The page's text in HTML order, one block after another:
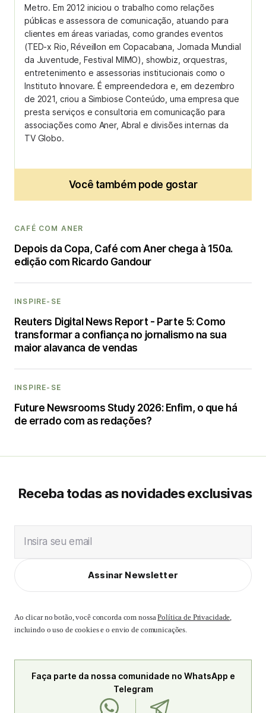
Metro. Em 2012 iniciou o trabalho como relações
públicas e assessora de comunicação, atuando para
clientes em áreas variadas, como grandes eventos
(TED-x Rio, Réveillon em Copacabana, Jornada Mundial
da Juventude, Festival MIMO), showbiz, orquestras,
entretenimento e assessorias institucionais como o
Instituto Innovare. É empreendedora e, em dezembro
de 2021, criou a Simbiose Conteúdo, uma empresa que
presta serviços e consultoria em comunicação para
associações como Aner, Abral e divisões internas da
TV Globo.
Você também pode gostar
CAFÉ COM ANER
Depois da Copa, Café com Aner chega à 150a.
edição com Ricardo Gandour
INSPIRE-SE
Reuters Digital News Report - Parte 5: Como
transformar a confiança no jornalismo na sua
maior alavanca de vendas
INSPIRE-SE
Future Newsrooms Study 2026: Enfim, o que há
de errado com as redações?
Receba todas as novidades exclusivas
Insira seu email
Assinar Newsletter
Ao clicar no botão, você concorda com nossaPolítica de Privacidade,
incluindo o uso de cookies e o envio de comunicações.
Faça parte da nossa comunidade no WhatsApp e
Telegram